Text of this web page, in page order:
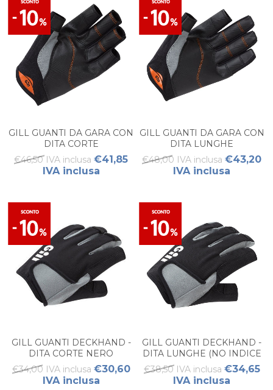
GILL GUANTI DA GARA CON
DITA CORTE
€46,50 IVA inclusa €41,85
IVA inclusa
GILL GUANTI DA GARA CON
DITA LUNGHE
€48,00 IVA inclusa €43,20
IVA inclusa
GILL GUANTI DECKHAND -
DITA CORTE NERO
€34,00 IVA inclusa €30,60
IVA inclusa
GILL GUANTI DECKHAND -
DITA LUNGHE (NO INDICE
E POLLICE)
€38,50 IVA inclusa €34,65
IVA inclusa